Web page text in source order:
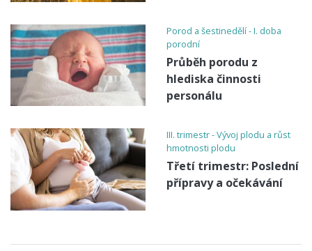
Porod a šestinedělí - I. doba
porodní
Průběh porodu z
hlediska činnosti
personálu
III. trimestr - Vývoj plodu a růst
hmotnosti plodu
Třetí trimestr: Poslední
přípravy a očekávání